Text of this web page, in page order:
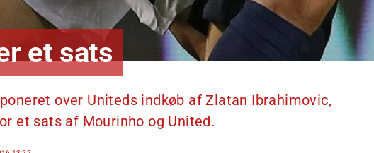
et sats
over Uniteds indkøb af Zlatan Ibrahimovic,
et sats af Mourinho og United.